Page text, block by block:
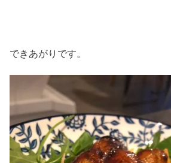
できあがりです。